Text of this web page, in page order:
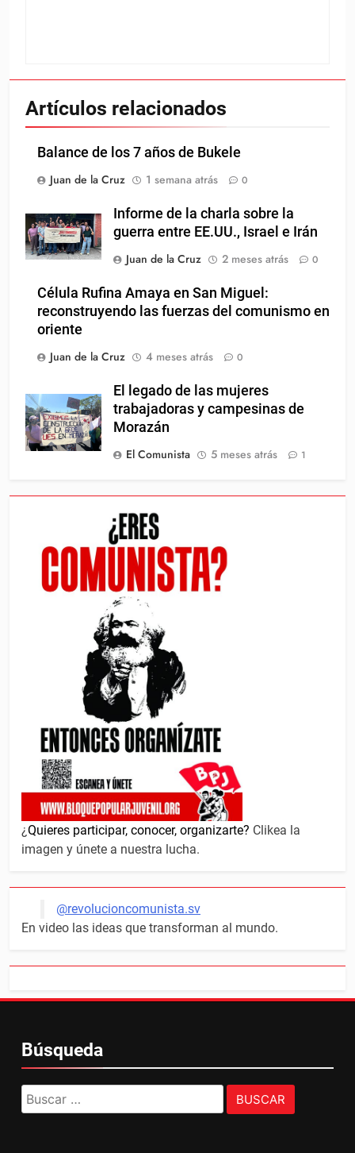
Artículos relacionados
Balance de los 7 años de Bukele
Juan de la Cruz
1 semana atrás 0
Informe de la charla sobre la
guerra entre EE.UU., Israel e Irán
Juan de la Cruz
2 meses atrás 0
Célula Rufina Amaya en San Miguel:
reconstruyendo las fuerzas del comunismo en
oriente
Juan de la Cruz
4 meses atrás 0
El legado de las mujeres
trabajadoras y campesinas de
Morazán
El Comunista
5 meses atrás 1
¿Quieres participar, conocer, organizarte? Clikea la
imagen y únete a nuestra lucha.
@revolucioncomunista.sv
En video las ideas que transforman al mundo.
Búsqueda
Buscar: